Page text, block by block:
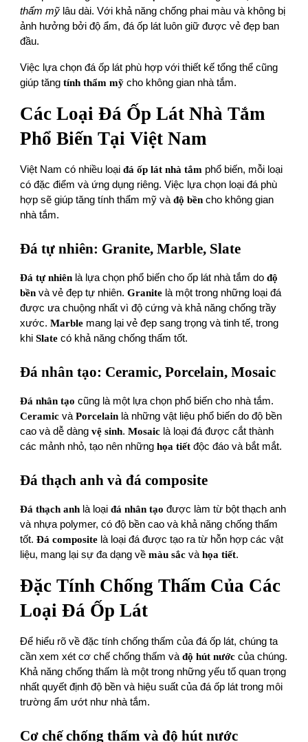
thẩm mỹ lâu dài. Với khả năng chống phai màu và không bị
ảnh hưởng bởi độ ẩm, đá ốp lát luôn giữ được vẻ đẹp ban
đầu.
Việc lựa chọn đá ốp lát phù hợp với thiết kế tổng thể cũng
giúp tăngtính thẩm mỹ cho không gian nhà tắm.
Các Loại Đá Ốp Lát Nhà Tắm
Phổ Biến Tại Việt Nam
Việt Nam có nhiều loạiđá ốp lát nhà tắm phổ biến, mỗi loại
có đặc điểm và ứng dụng riêng. Việc lựa chọn loại đá phù
hợp sẽ giúp tăng tính thẩm mỹ vàđộ bền cho không gian
nhà tắm.
Đá tự nhiên: Granite, Marble, Slate
Đá tự nhiên là lựa chọn phổ biến cho ốp lát nhà tắm dođộ
bền và vẻ đẹp tự nhiên.Granite là một trong những loại đá
được ưa chuộng nhất vì độ cứng và khả năng chống trầy
xước.Marble mang lại vẻ đẹp sang trọng và tinh tế, trong
khiSlate có khả năng chống thấm tốt.
Đá nhân tạo: Ceramic, Porcelain, Mosaic
Đá nhân tạo cũng là một lựa chọn phổ biến cho nhà tắm.
Ceramic vàPorcelain là những vật liệu phổ biến do độ bền
cao và dễ dàngvệ sinh.Mosaic là loại đá được cắt thành
các mảnh nhỏ, tạo nên nhữnghọa tiết độc đáo và bắt mắt.
Đá thạch anh và đá composite
Đá thạch anh là loạiđá nhân tạo được làm từ bột thạch anh
và nhựa polymer, có độ bền cao và khả năng chống thấm
tốt.Đá composite là loại đá được tạo ra từ hỗn hợp các vật
liệu, mang lại sự đa dạng vềmàu sắc vàhọa tiết.
Đặc Tính Chống Thấm Của Các
Loại Đá Ốp Lát
Để hiểu rõ về đặc tính chống thấm của đá ốp lát, chúng ta
cần xem xét cơ chế chống thấm vàđộ hút nước của chúng.
Khả năng chống thấm là một trong những yếu tố quan trọng
nhất quyết định độ bền và hiệu suất của đá ốp lát trong môi
trường ẩm ướt như nhà tắm.
Cơ chế chống thấm và độ hút nước